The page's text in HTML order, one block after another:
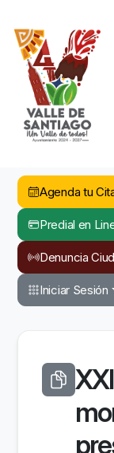
Agenda tu
Predial en
Denuncia
Iniciar Sesión